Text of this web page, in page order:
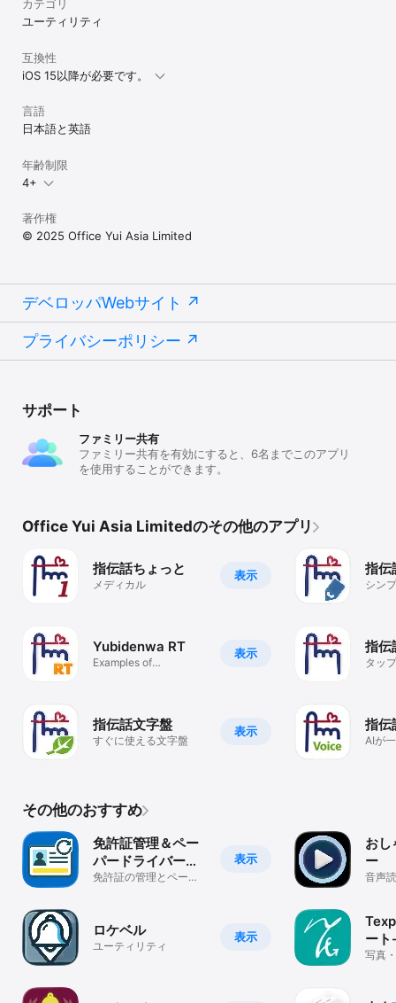
らずライセンス上できませんので、あらかじめご了承ください。
ご不明な点がございましたら、弊社サポート
カテゴリ
ユーティリティ
互換性
iOS 15以降が必要です。
言語
日本語と英語
年齢制限
4+
著作権
© 2025 Office Yui Asia Limited
デベロッパWebサイト
プライバシーポリシー
サポート
ファミリー共有
ファミリー共有を有効にすると、6名までこのアプリ
を使用することができます。
Office Yui Asia Limitedのその他のアプリ
表示
指伝話ちょっと
メディカル
表示
Yubidenwa RT
Examples of
表示
指伝話文字盤
すぐに使える文字盤
指伝
シン
指伝
タッ
指伝
AIが
その他のおすすめ
表示
免許証管理＆ペー
パードライバーサ
ポートアプリ
免許証の管理とペーパ
表示
ロケベル
ユーティリティ
おし
ー
音声
ート
写真